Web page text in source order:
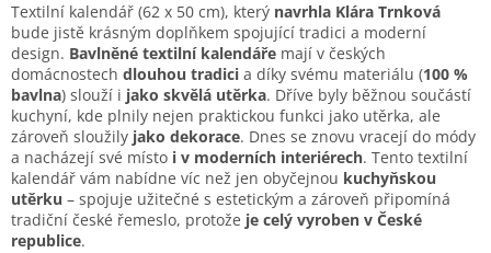
Textilní kalendář (62 x 50 cm), který navrhla Klára Trnková
bude jistě krásným doplňkem spojující tradici a moderní
design. Bavlněné textilní kalendáře mají v českých
domácnostech dlouhou tradici a díky svému materiálu (100 %
bavlna) slouží i jako skvělá utěrka. Dříve byly běžnou součástí
kuchyní, kde plnily nejen praktickou funkci jako utěrka, ale
zároveň sloužily jako dekorace. Dnes se znovu vracejí do módy
a nacházejí své místo i v moderních interiérech. Tento textilní
kalendář vám nabídne víc než jen obyčejnou kuchyňskou
utěrku – spojuje užitečné s estetickým a zároveň připomíná
tradiční české řemeslo, protože je celý vyroben v České
republice.